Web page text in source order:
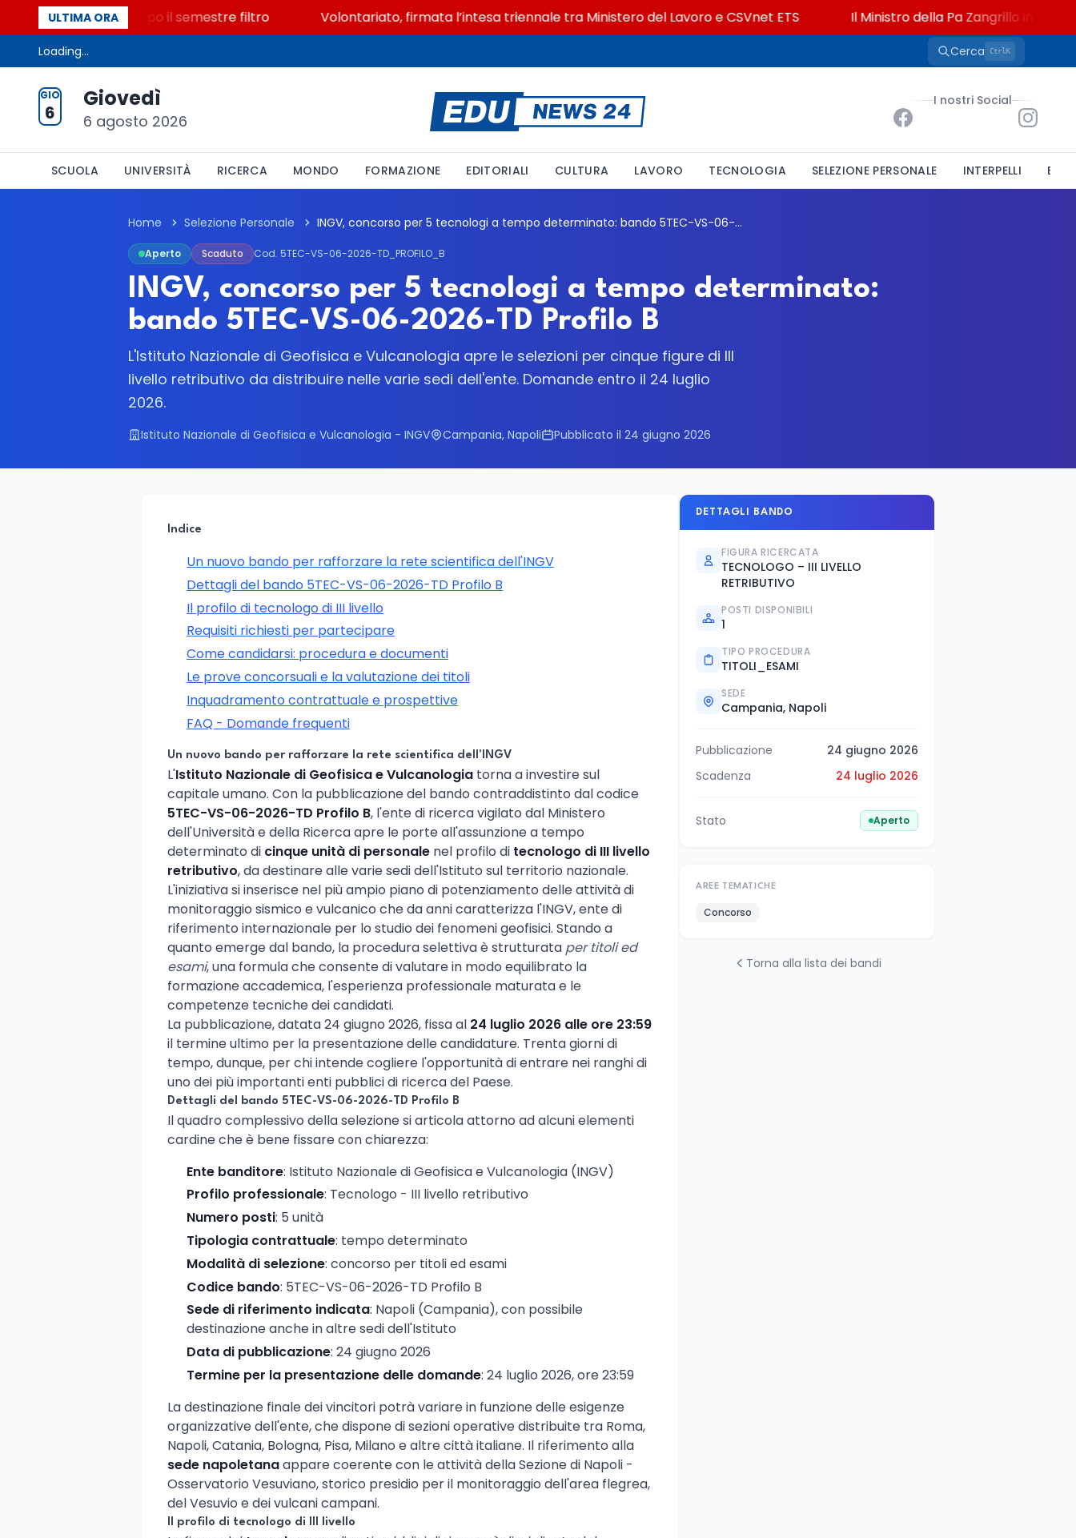
ULTIMA ORA
posti vacanti dopo il semestre filtro Volontariato, firmata l’intesa triennale tra Ministero del Lavoro e CSVnet ETS Il Ministro della Pa Zangrillo in
Loading... Cerca CtrlK
GIO
6
Giovedì
6 agosto 2026
I nostri Social
SCUOLA UNIVERSITÀ RICERCA MONDO FORMAZIONE EDITORIALI CULTURA LAVORO TECNOLOGIA SELEZIONE PERSONALE INTERPELLI
Home Selezione Personale INGV, concorso per 5 tecnologi a tempo determinato: bando 5TEC-VS-06-2026-TD Profilo B
Aperto Scaduto Cod. 5TEC-VS-06-2026-TD_PROFILO_B
INGV, concorso per 5 tecnologi a tempo determinato:
bando 5TEC-VS-06-2026-TD Profilo B
L'Istituto Nazionale di Geofisica e Vulcanologia apre le selezioni per cinque figure di III
livello retributivo da distribuire nelle varie sedi dell'ente. Domande entro il 24 luglio
2026.
Istituto Nazionale di Geofisica e Vulcanologia - INGV Campania, Napoli Pubblicato il 24 giugno 2026
Indice
Un nuovo bando per rafforzare la rete scientifica dell'INGV
Dettagli del bando 5TEC-VS-06-2026-TD Profilo B
Il profilo di tecnologo di III livello
Requisiti richiesti per partecipare
Come candidarsi: procedura e documenti
Le prove concorsuali e la valutazione dei titoli
Inquadramento contrattuale e prospettive
FAQ - Domande frequenti
Un nuovo bando per rafforzare la rete scientifica dell'INGV
L'Istituto Nazionale di Geofisica e Vulcanologia torna a investire sul
capitale umano. Con la pubblicazione del bando contraddistinto dal codice
5TEC-VS-06-2026-TD Profilo B, l'ente di ricerca vigilato dal Ministero
dell'Università e della Ricerca apre le porte all'assunzione a tempo
determinato di cinque unità di personale nel profilo di tecnologo di III livello
retributivo, da destinare alle varie sedi dell'Istituto sul territorio nazionale.
L'iniziativa si inserisce nel più ampio piano di potenziamento delle attività di
monitoraggio sismico e vulcanico che da anni caratterizza l'INGV, ente di
riferimento internazionale per lo studio dei fenomeni geofisici. Stando a
quanto emerge dal bando, la procedura selettiva è strutturata per titoli ed
esami, una formula che consente di valutare in modo equilibrato la
formazione accademica, l'esperienza professionale maturata e le
competenze tecniche dei candidati.
La pubblicazione, datata 24 giugno 2026, fissa al 24 luglio 2026 alle ore 23:59
il termine ultimo per la presentazione delle candidature. Trenta giorni di
tempo, dunque, per chi intende cogliere l'opportunità di entrare nei ranghi di
uno dei più importanti enti pubblici di ricerca del Paese.
Dettagli del bando 5TEC-VS-06-2026-TD Profilo B
Il quadro complessivo della selezione si articola attorno ad alcuni elementi
cardine che è bene fissare con chiarezza:
Ente banditore: Istituto Nazionale di Geofisica e Vulcanologia (INGV)
Profilo professionale: Tecnologo - III livello retributivo
Numero posti: 5 unità
Tipologia contrattuale: tempo determinato
Modalità di selezione: concorso per titoli ed esami
Codice bando: 5TEC-VS-06-2026-TD Profilo B
Sede di riferimento indicata: Napoli (Campania), con possibile
destinazione anche in altre sedi dell'Istituto
Data di pubblicazione: 24 giugno 2026
Termine per la presentazione delle domande: 24 luglio 2026, ore 23:59
La destinazione finale dei vincitori potrà variare in funzione delle esigenze
organizzative dell'ente, che dispone di sezioni operative distribuite tra Roma,
Napoli, Catania, Bologna, Pisa, Milano e altre città italiane. Il riferimento alla
sede napoletanaappare coerente con le attività della Sezione di Napoli -
Osservatorio Vesuviano, storico presidio per il monitoraggio dell'area flegrea,
del Vesuvio e dei vulcani campani.
Il profilo di tecnologo di III livello
DETTAGLI BANDO
FIGURA RICERCATA
TECNOLOGO – III LIVELLO
RETRIBUTIVO
POSTI DISPONIBILI
1
TIPO PROCEDURA
TITOLI_ESAMI
SEDE
Campania, Napoli
Pubblicazione
24 giugno 2026
Scadenza
24 luglio 2026
Stato Aperto
AREE TEMATICHE
Concorso
Torna alla lista dei bandi